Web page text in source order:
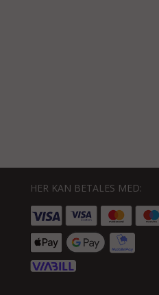
HER KAN BETALES MED: